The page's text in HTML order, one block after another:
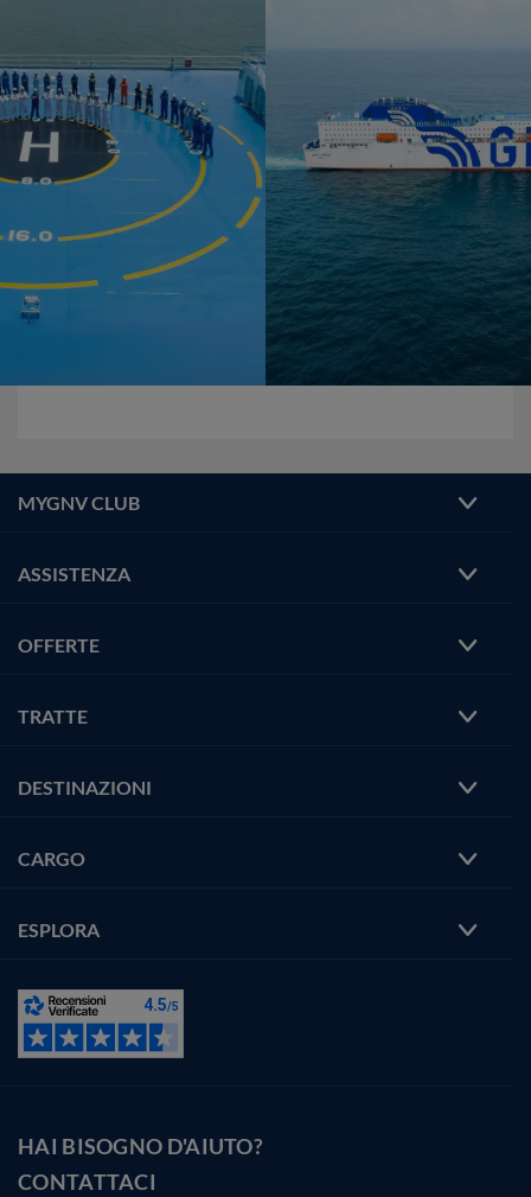
MYGNV CLUB
ASSISTENZA
OFFERTE
TRATTE
DESTINAZIONI
CARGO
ESPLORA
HAI BISOGNO D'AIUTO?
CONTATTACI